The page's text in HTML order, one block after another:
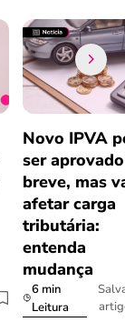
Novo IPVA
ser
breve, mas
afetar carga
tributária:
entenda
mudança
6 min
Leitura